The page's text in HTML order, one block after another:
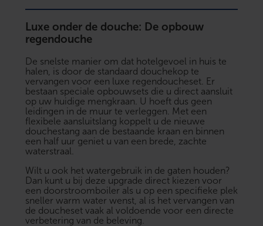
Luxe onder de douche: De opbouw
regendouche
De snelste manier om dat hotelgevoel in huis te
halen, is door de standaard douchekop te
vervangen voor een luxe regendoucheset. Er
bestaan speciale opbouwsets die u direct aansluit
op uw huidige mengkraan. U hoeft dus geen
leidingen in de muur te verleggen. Met een
flexibele aansluitslang koppelt u de nieuwe
douchestang aan de bestaande kraan en binnen
een half uur geniet u van een brede, zachte
waterstraal.
Wilt u ook het watergebruik in de gaten houden?
Dan kunt u bij deze upgrade direct kiezen voor
een doorstroomboiler als u op een specifieke plek
sneller warm water wenst, al is het vervangen van
de doucheset vaak al voldoende voor een directe
verbetering van de beleving.